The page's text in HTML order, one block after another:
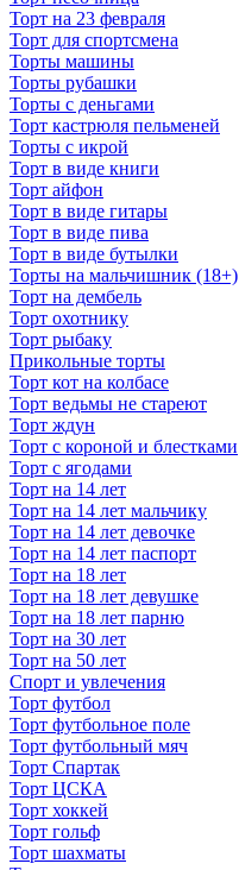
Торт на 23 февраля
Торт для спортсмена
Торты машины
Торты рубашки
Торты с деньгами
Торт кастрюля пельменей
Торты с икрой
Торт в виде книги
Торт айфон
Торт в виде гитары
Торт в виде пива
Торт в виде бутылки
Торты на мальчишник (18+)
Торт на дембель
Торт охотнику
Торт рыбаку
Прикольные торты
Торт кот на колбасе
Торт ведьмы не стареют
Торт ждун
Торт с короной и блестками
Торт с ягодами
Торт на 14 лет
Торт на 14 лет мальчику
Торт на 14 лет девочке
Торт на 14 лет паспорт
Торт на 18 лет
Торт на 18 лет девушке
Торт на 18 лет парню
Торт на 30 лет
Торт на 50 лет
Спорт и увлечения
Торт футбол
Торт футбольное поле
Торт футбольный мяч
Торт Спартак
Торт ЦСКА
Торт хоккей
Торт гольф
Торт шахматы